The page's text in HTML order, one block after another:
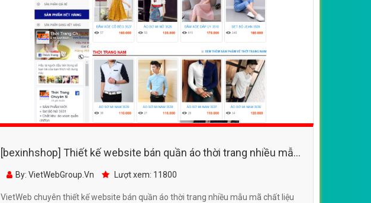
[bexinhshop] Thiết kế website bán quần áo thời trang nhiều mẫu
mã chất liệu khác nhau
By: VietWebGroup.Vn Lượt xem: 11800
VietWeb chuyên thiết kế website bán quần áo thời trang nhiều mẫu mã chất liệu